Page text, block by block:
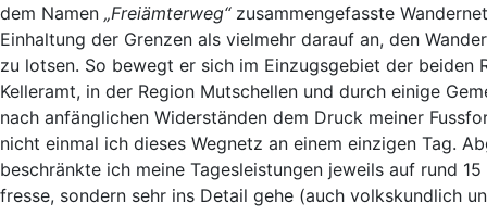
dem Namen „Freiämterweg“ zusammengefasste
Einhaltung der Grenzen als vielmehr darauf an, den
zu lotsen. So bewegt er sich im Einzugsgebiet der beiden
Kelleramt, in der Region Mutschellen und durch einige
nach anfänglichen Widerständen dem Druck meiner
nicht einmal ich dieses Wegnetz an einem einzigen Tag.
beschränkte ich meine Tagesleistungen jeweils auf rund
fresse, sondern sehr ins Detail gehe (auch volkskundlich